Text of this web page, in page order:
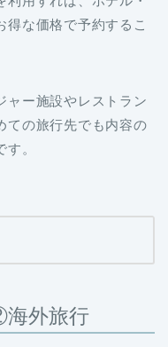
な価格で予約するこ
ャー施設やレストラン
ての旅行先でも内容の
。
外旅行